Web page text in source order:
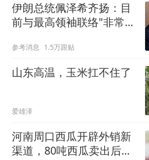
伊朗总统佩泽希齐扬：目
前与最高领袖联络"非常困
参考消息 1.5万跟贴
山东高温，玉米扛不住了
爱雄泽
河南周口西瓜开辟外销新
渠道，80吨西瓜卖出后冬